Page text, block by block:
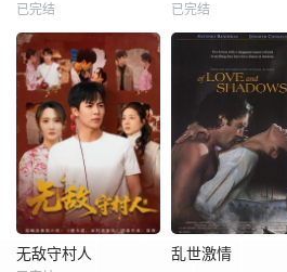
已完结 已完结
无敌守村人 乱世激情